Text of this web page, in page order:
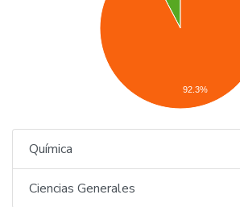
92.3%
Química
Ciencias Generales